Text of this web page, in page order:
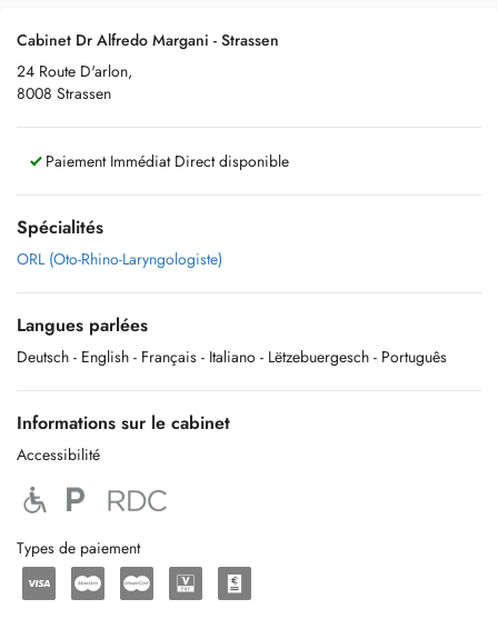
Cabinet Dr Alfredo Margani - Strassen
24 Route D'arlon,
8008 Strassen
Paiement Immédiat Direct disponible
Spécialités
ORL (Oto-Rhino-Laryngologiste)
Langues parlées
Deutsch - English - Français - Italiano - Lëtzebuergesch - Português
Informations sur le cabinet
Accessibilité
Types de paiement